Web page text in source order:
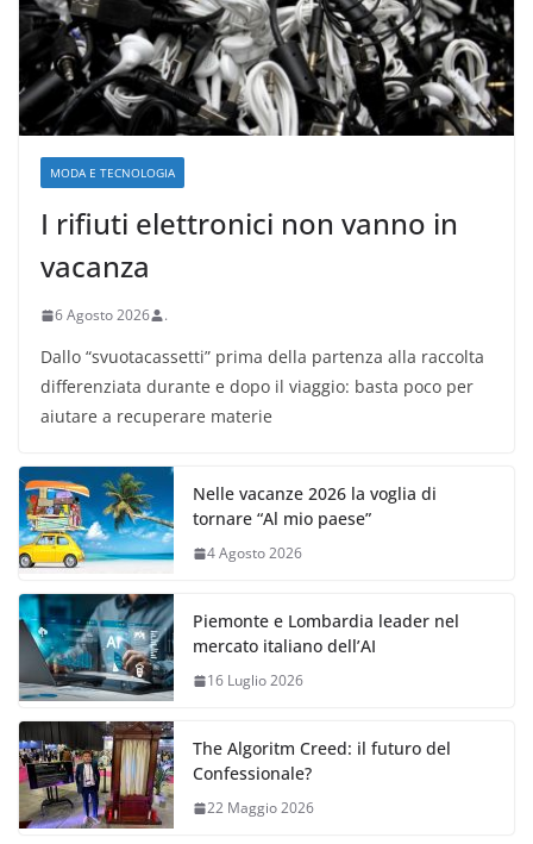
MODA E TECNOLOGIA
I rifiuti elettronici non vanno in
vacanza
6 Agosto 2026 .
Dallo “svuotacassetti” prima della partenza alla raccolta
differenziata durante e dopo il viaggio: basta poco per
aiutare a recuperare materie
Nelle vacanze 2026 la voglia di
tornare “Al mio paese”
4 Agosto 2026
Piemonte e Lombardia leader nel
mercato italiano dell’AI
16 Luglio 2026
The Algoritm Creed: il futuro del
Confessionale?
22 Maggio 2026